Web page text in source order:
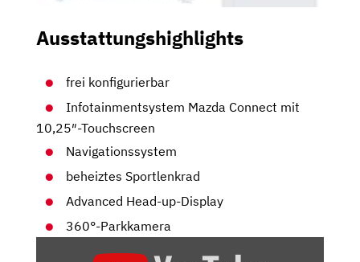
Ausstattungshighlights
frei konfigurierbar
Infotainmentsystem Mazda Connect mit
10,25″-Touchscreen
Navigationssystem
beheiztes Sportlenkrad
Advanced Head-up-Display
360°-Parkkamera